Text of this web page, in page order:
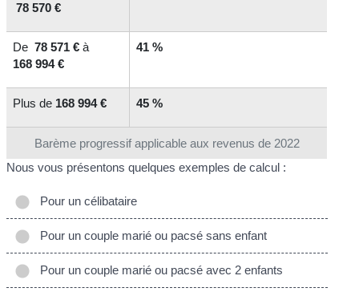
Barème progressif applicable aux revenus de 2022
78 570 €
De78 571 € à
168 994 €
41 %
Plus de 168 994 € 45 %
Nous vous présentons quelques exemples de calcul :
Pour un célibataire
Pour un couple marié ou pacsé sans enfant
Pour un couple marié ou pacsé avec 2 enfants